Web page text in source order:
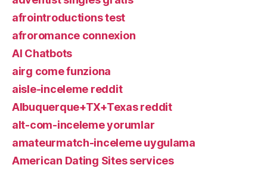
afrointroductions test
afroromance connexion
AI Chatbots
airg come funziona
aisle-inceleme reddit
Albuquerque+TX+Texas reddit
alt-com-inceleme yorumlar
amateurmatch-inceleme uygulama
American Dating Sites services